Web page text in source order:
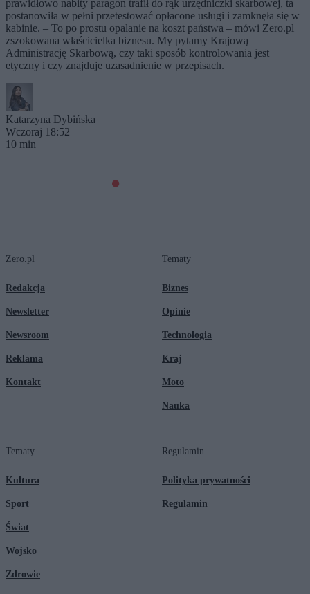
prawidłowo nabity paragon trafił do rąk urzędniczki skarbowej, ta
postanowiła w pełni przetestować opłacone usługi i zamknęła się w
kabinie. – To po prostu opalanie na koszt państwa – mówi Zero.pl
zszokowana właścicielka biznesu. My pytamy Krajową
Administrację Skarbową, czy taki sposób kontrolowania jest
etyczny i czy znajduje uzasadnienie w przepisach.
Katarzyna Dybińska
Wczoraj 18:52
10 min
Zero.pl
Redakcja
Newsletter
Newsroom
Reklama
Kontakt
Tematy
Biznes
Opinie
Technologia
Kraj
Moto
Nauka
Tematy
Kultura
Sport
Świat
Wojsko
Zdrowie
Regulamin
Polityka prywatności
Regulamin